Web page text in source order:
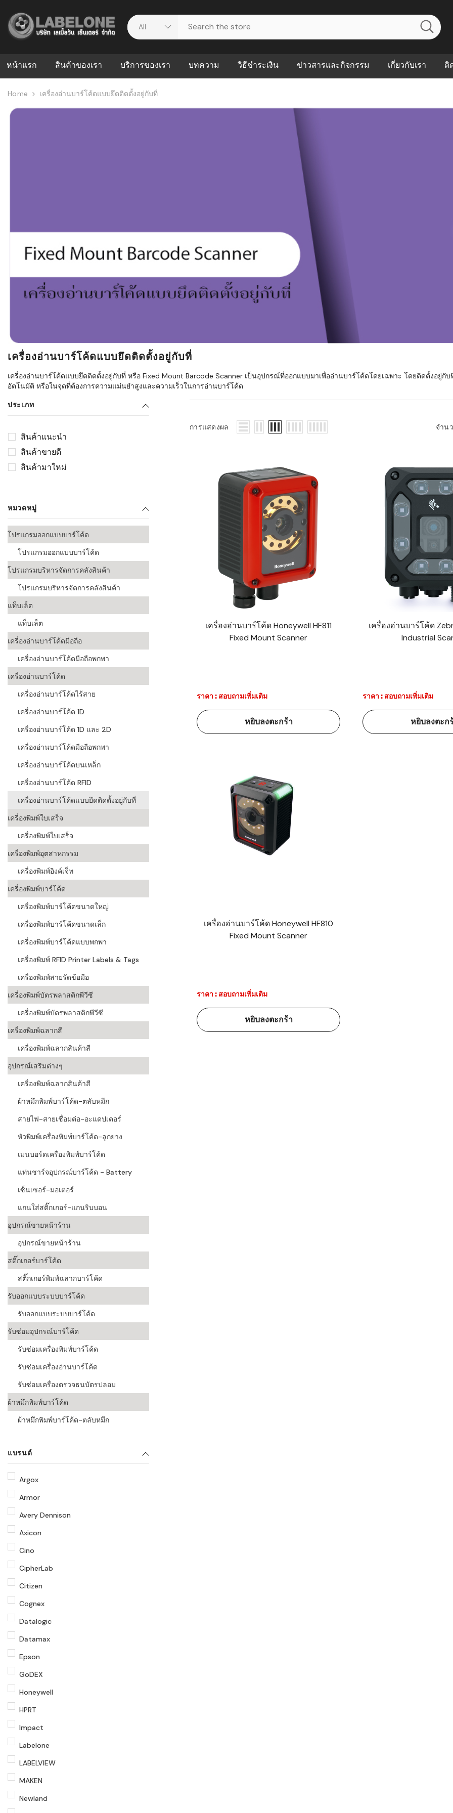
หน้าแรก สินค้าของเรา บริการของเรา
ศูนย์รวมบริการ
บทความ
บริหารคลังสินค้าที่ช่วยลด
WMS ต่างกันอย่างไร?
แบบไหนเหมาะกับธุรกิจที่
ขั้นตอนการทำงานของ
WMS ตั้งแต่รับสินค้า จัด
Mobile Computer ช่วย
ให้ระบบ WMS แม่นยำขึ้น
อย่างไร
ความเร็วในการจัดส่ง
ควรเตรียมข้อมูลอะไรบ้าง
ก่อนเริ่มติดตั้ง
อุตสาหกรรมอิเล็กทรอนิกส์
ระบบบาร์โค้ดในธุรกิจขน
ระบบบาร์โค้ดในธุรกิจ
ขายธุรกิจค้าปลีก
การพัฒนาบาร์โค้ดในงาน
อุตสาหกรรมยานยนต์
ระบบบาร์โค้ดใน
อุตสาหกรรมอาหาร
ระบบบาร์โค้ดใน
ระบบบาร์โค้ดในด้านการ
ระบบบาร์โค้ดในคลัง
เครื่องอ่านบาร์โค้ดคือ
บาร์โค้ดคืออะไร?
บาร์โค้ดมีกี่ชนิด
วิธีชำระเงิน ข่าวสารและกิจกรรม เกี่ยวกับเรา ติ
Home เครื่องอ่านบาร์โค้ดแบบยึดติดตั้งอยู่กับที่
เครื่องอ่านบาร์โค้ดแบบยึดติดตั้งอยู่กับที่
เครื่องอ่านบาร์โค้ดแบบยึดติดตั้งอยู่กับที่ หรือ Fixed Mount Barcode Scanner เป็นอุปกรณ์ที่ออกแบบมาเพื่ออ่านบาร์โค้ดโดยเฉพาะ โดยติดตั้งอยู่กั
อัตโนมัติ หรือในจุดที่ต้องการความแม่นยำสูงและความเร็วในการอ่านบาร์โค้ด
ประเภท
สินค้าแนะนำ
สินค้าขายดี
สินค้ามาใหม่
หมวดหมู่
โปรแกรมออกแบบบาร์โค้ด
โปรแกรมออกแบบบาร์โค้ด
โปรแกรมบริหารจัดการคลังสินค้า
โปรแกรมบริหารจัดการคลังสินค้า
แท็บเล็ต
แท็บเล็ต
เครื่องอ่านบาร์โค้ดมือถือ
เครื่องอ่านบาร์โค้ดมือถือพกพา
เครื่องอ่านบาร์โค้ด
เครื่องอ่านบาร์โค้ดไร้สาย
เครื่องอ่านบาร์โค้ด 1D
เครื่องอ่านบาร์โค้ด 1D และ 2D
เครื่องอ่านบาร์โค้ดมือถือพกพา
เครื่องอ่านบาร์โค้ดบนเหล็ก
เครื่องอ่านบาร์โค้ด RFID
เครื่องอ่านบาร์โค้ดแบบยึดติดตั้งอยู่กับที่
เครื่องพิมพ์ใบเสร็จ
เครื่องพิมพ์ใบเสร็จ
เครื่องพิมพ์อุตสาหกรรม
เครื่องพิมพ์อิงค์เจ็ท
เครื่องพิมพ์บาร์โค้ด
เครื่องพิมพ์บาร์โค้ดขนาดใหญ่
เครื่องพิมพ์บาร์โค้ดขนาดเล็ก
เครื่องพิมพ์บาร์โค้ดแบบพกพา
เครื่องพิมพ์ RFID Printer Labels & Tags
เครื่องพิมพ์สายรัดข้อมือ
เครื่องพิมพ์บัตรพลาสติกพีวีซี
เครื่องพิมพ์บัตรพลาสติกพีวีซี
เครื่องพิมพ์ฉลากสี
เครื่องพิมพ์ฉลากสินค้าสี
อุปกรณ์เสริมต่างๆ
เครื่องพิมพ์ฉลากสินค้าสี
ผ้าหมึกพิมพ์บาร์โค้ด-ตลับหมึก
สายไฟ-สายเชื่อมต่อ-อะแดปเตอร์
หัวพิมพ์เครื่องพิมพ์บาร์โค้ด-ลูกยาง
เมนบอร์ดเครื่องพิมพ์บาร์โค้ด
แท่นชาร์จอุปกรณ์บาร์โค้ด - Battery
เซ็นเซอร์-มอเตอร์
แกนใส่สติ๊กเกอร์-แกนริบบอน
อุปกรณ์ขายหน้าร้าน
อุปกรณ์ขายหน้าร้าน
สติ๊กเกอร์บาร์โค้ด
สติ๊กเกอร์พิมพ์ฉลากบาร์โค้ด
รับออกแบบระบบบาร์โค้ด
รับออกแบบระบบบาร์โค้ด
รับซ่อมอุปกรณ์บาร์โค้ด
รับซ่อมเครื่องพิมพ์บาร์โค้ด
รับซ่อมเครื่องอ่านบาร์โค้ด
รับซ่อมเครื่องตรวจธนบัตรปลอม
ผ้าหมึกพิมพ์บาร์โค้ด
ผ้าหมึกพิมพ์บาร์โค้ด-ตลับหมึก
แบรนด์
Argox
Armor
Avery Dennison
Axicon
Cino
CipherLab
Citizen
Cognex
Datalogic
Datamax
Epson
GoDEX
Honeywell
HPRT
Impact
Labelone
LABELVIEW
MAKEN
Newland
การแสดงผล จำน
เครื่องอ่านบาร์โค้ด Honeywell HF811
Fixed Mount Scanner
ราคา : สอบถามเพิ่มเติม
หยิบลงตะกร้า
เครื่องอ่านบาร์โค้ด
Industrial
ราคา : สอบถามเพิ่มเติม
หยิบลงตะก
เครื่องอ่านบาร์โค้ด Honeywell HF810
Fixed Mount Scanner
ราคา : สอบถามเพิ่มเติม
หยิบลงตะกร้า